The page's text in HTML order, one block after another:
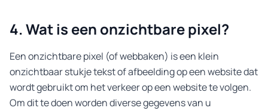
4. Wat is een onzichtbare pixel?
Een onzichtbare pixel (of webbaken) is een klein
onzichtbaar stukje tekst of afbeelding op een website dat
wordt gebruikt om het verkeer op een website te volgen.
Om dit te doen worden diverse gegevens van u